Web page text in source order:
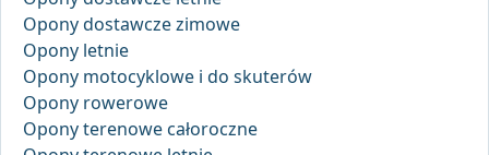
Opony dostawcze zimowe
Opony letnie
Opony motocyklowe i do skuterów
Opony rowerowe
Opony terenowe całoroczne